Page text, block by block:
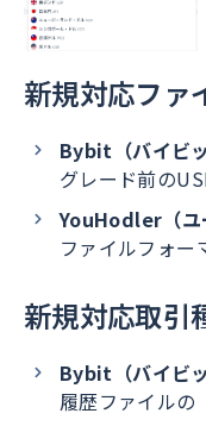
新規対応ファ
Bybit（バイビッ
グレード前の
YouHodler（ユ
ファイルフォー
新規対応取引
Bybit（バイビッ
履歴ファイル